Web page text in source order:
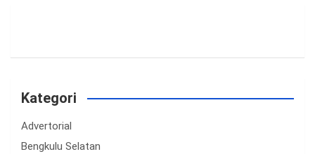
Kategori
Advertorial
Bengkulu Selatan